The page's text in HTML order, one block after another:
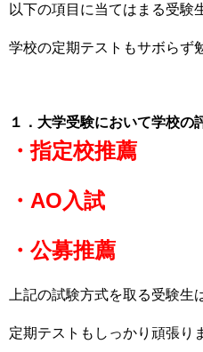
以下の項目に当てはまる受験
学校の定期テストもサボらず
１．大学受験において学校の
・指定校推薦
・AO入試
・公募推薦
上記の試験方式を取る受験生
定期テストもしっかり頑張り